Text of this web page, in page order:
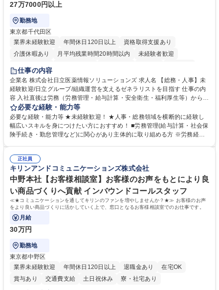
27万7000円以上
勤務地
東京都千代田区
業界未経験歓迎
年間休日120日以上
資格取得支援あり
介護休暇あり
月平均残業時間20時間以内
未経験者歓迎
住宅手当あり
育休あり
完全週休2日制 交通費支給 土日祝休み 寮・社宅あり
仕事の内容
企業名 株式会社日立医薬情報ソリューションズ 求人名 【総務・人事】未
経験歓迎/日立グループ/組織運営を支えるゼネラリストを目指す 仕事の内
容 入社直後は労務（労務管理・給与計算・安全衛生・福利厚生等）からお
任せいたします。将来は総務・採用・教育業務へ守備範囲を広げ、組織運
営を支えるゼネラリストをめざせます。 ・初期業務：労働時間管理、給与
計算、社会保険対応、福利厚生管理、安全衛生、健康経営推進等をお任せ
します。ご経験に応じて、休職者管理など、幅広く経験を積んでいただき
幅広く経験を積みたい意欲がある方に最適な環境です。 募集職種 【総
務・人事】未経験歓迎/日立グループ/組織運営を支えるゼネラリストを目
指す
必要な経験・能力等
必要な経験・能力等 ★未経験歓迎！ ★人事・総務領域を横断的に経験し
幅広いスキルを身につけたい方におすすめ！ ■労務管理(給与計算・社会保
険手続き・勤怠管理など)に関心があり主体的に取り組める方 ※労務経験
のご経験 ■労務管理（給与計算・社会保険手続き・勤怠管理など）の経験
■衛生管理者の資格をお持ちの方 学歴・資格 学歴：大学院 大学 高専 短大
専修学校 高校 語学力： 資格：
正社員
キリンアンドコミュニケーションズ株式会社
中野本社【お客様相談室】お客様のお声をもとにより良
い商品づくりへ貢献 インバウンドコールスタッフ
≪★コミュニケーションを通してキリンのファンを増やしませんか？★≫ お客様のお声
をより良い商品づくりに活かしていく上で、窓口となるお客様相談室でのお仕事です。
月給
30万円
勤務地
東京都中野区
業界未経験歓迎
年間休日120日以上 退職金あり
在宅OK
賞与あり
交通費支給 土日祝休み 寮・社宅あり